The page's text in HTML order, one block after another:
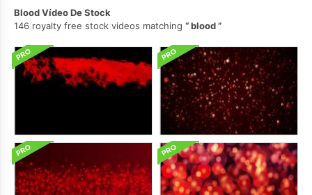
Blood Vídeo De Stock
146 royalty free stock videos matching
blood